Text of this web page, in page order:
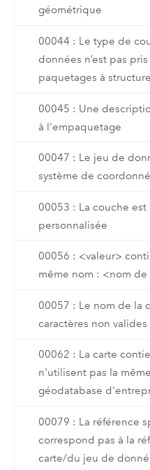
géométrique
00044 : Le type de
données n’est pas
paquetages à
00045 : Une
à l'empaquetage
00047 : Le jeu de
système de
00053 : La couche
personnalisée
00056 : <valeur>
même nom : <nom
00057 : Le nom de la
caractères non valides
00062 : La carte
n'utilisent pas la
géodatabase
00079 : La référence
correspond pas à la
carte/du jeu de